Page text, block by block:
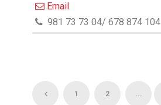
Email
981 73 73 04/ 678 874 104
1 2 ...